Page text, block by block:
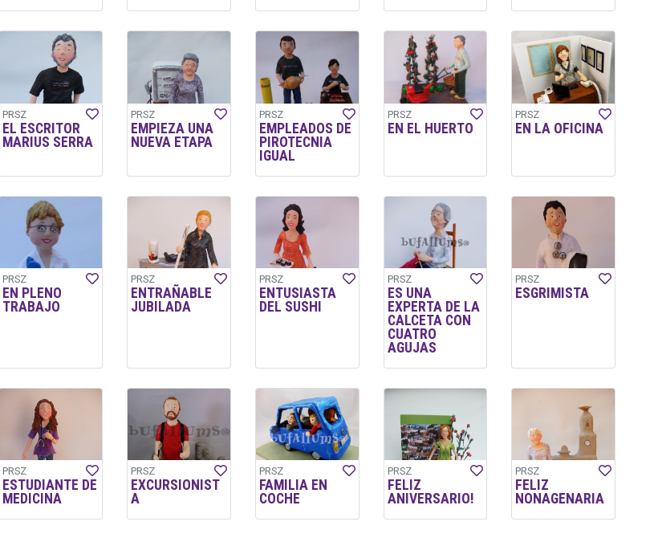
PRSZ
EL ESCRITOR
MARIUS SERRA
PRSZ
EMPIEZA UNA
NUEVA ETAPA
PRSZ
EMPLEADOS DE
PIROTECNIA
IGUAL
PRSZ
EN EL HUERTO
PRSZ
EN LA OFICINA
PRSZ
EN PLENO
TRABAJO
PRSZ
ENTRAÑABLE
JUBILADA
PRSZ
ENTUSIASTA
DEL SUSHI
PRSZ
ES UNA
EXPERTA DE LA
CALCETA CON
CUATRO
AGUJAS
PRSZ
ESGRIMISTA
PRSZ
ESTUDIANTE DE
MEDICINA
PRSZ
EXCURSIONIST
A
PRSZ
FAMILIA EN
COCHE
PRSZ
FELIZ
ANIVERSARIO!
PRSZ
FELIZ
NONAGENARIA